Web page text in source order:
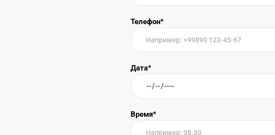
Телефон*
Дата*
Время*